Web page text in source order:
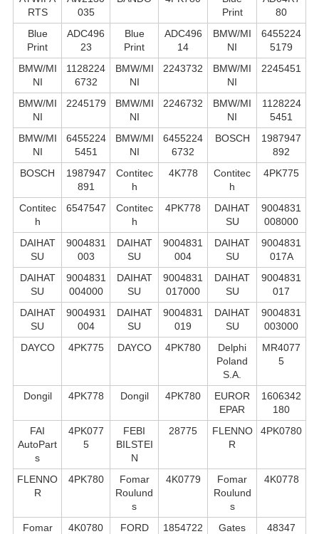
RTS
035
Print
80
Blue
Print
ADC496
23
Blue
Print
ADC496
14
BMW/MI
NI
6455224
5179
BMW/MI
NI
1128224
6732
BMW/MI
NI
2243732
BMW/MI
NI
2245451
BMW/MI
NI
2245179
BMW/MI
NI
2246732
BMW/MI
NI
1128224
5451
BMW/MI
NI
6455224
5451
BMW/MI
NI
6455224
6732
BOSCH
1987947
892
BOSCH
1987947
891
Contitec
h
4K778
Contitec
h
4PK775
Contitec
h
6547547
Contitec
h
4PK778
DAIHAT
SU
9004831
008000
DAIHAT
SU
9004831
003
DAIHAT
SU
9004831
004
DAIHAT
SU
9004831
017A
DAIHAT
SU
9004831
004000
DAIHAT
SU
9004831
017000
DAIHAT
SU
9004831
017
DAIHAT
SU
9004931
004
DAIHAT
SU
9004831
019
DAIHAT
SU
9004831
003000
DAYCO
4PK775 DAYCO 4PK780
Delphi
Poland
S.А.
MR4077
5
Dongil 4PK778 Dongil 4PK780
EUROR
EPAR
1606342
180
FAI
AutoPart
s
4PK077
5
FEBI
BILSTEI
N
28775
FLENNO
R
4PK0780
FLENNO
R
4PK780
Fomar
Roulund
s
4K0779
Fomar
Roulund
s
4K0778
Fomar
4K0780 FORD 1854722 Gates 48347